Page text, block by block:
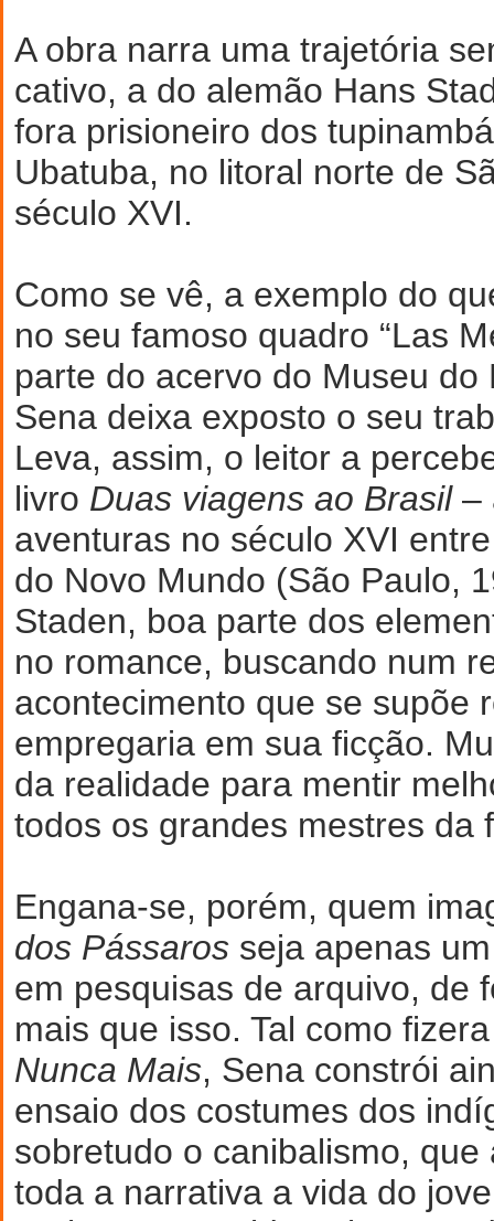
A obra narra uma trajetória
cativo, a do alemão Hans
fora prisioneiro dos
Ubatuba, no litoral norte de
século XVI.
Como se vê, a exemplo do
no seu famoso quadro “Las
parte do acervo do Museu do
Sena deixa exposto o seu
Leva, assim, o leitor a
livro Duas viagens ao Brasil–
aventuras no século XVI
do Novo Mundo (São Paulo,
Staden, boa parte dos
no romance, buscando num
acontecimento que se supõe
empregaria em sua ficção.
da realidade para mentir
todos os grandes mestres da
Engana-se, porém, quem
dos Pássaros seja apenas
em pesquisas de arquivo, de
mais que isso. Tal como
Nunca Mais, Sena constrói
ensaio dos costumes dos
sobretudo o canibalismo, que
toda a narrativa a vida do